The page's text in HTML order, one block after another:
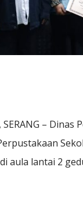
SERANG –
aula lantai 2